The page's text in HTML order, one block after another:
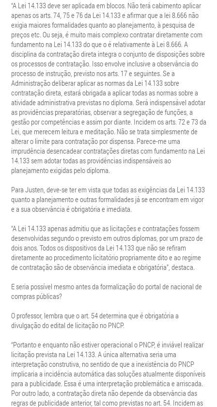
“A Lei 14.133 deve ser aplicada em blocos. Não terá cabimento aplicar
apenas os arts. 74, 75 e 76 da Lei 14.133 e afirmar que a lei 8.666 não
exigia maiores formalidades quanto ao planejamento, à pesquisa de
preços etc. Ou seja, é muito mais complexo contratar diretamente com
fundamento na Lei 14.133 do que o é relativamente à Lei 8.666. A
disciplina da contratação direta integra o conjunto de disposições sobre
os processos de contratação. Isso envolve inclusive a observância do
processo de instrução, previsto nos arts. 17 e seguintes. Se a
Administração deliberar aplicar as normas da Lei 14.133 sobre
contratação direta, estará obrigada a aplicar todas as normas sobre a
atividade administrativa previstas no diploma. Será indispensável adotar
as providências preparatórias, observar a segregação de funções, a
gestão por competências e assim por diante. Incidem os arts. 72 e 73 da
Lei, que merecem leitura e meditação. Não se trata simplesmente de
alterar o limite para contratação por dispensa. Parece-me uma
imprudência desencadear contratações diretas com fundamento na Lei
14.133 sem adotar todas as providências indispensáveis ao
planejamento exigidas pelo diploma.
Para Justen, deve-se ter em vista que todas as exigências da Lei 14.133
quanto a planejamento e outras formalidades já se encontram em vigor
e a sua observância é obrigatória e imediata.
“A Lei 14.133 apenas admitiu que as licitações e contratações fossem
desenvolvidas segundo o previsto em outros diplomas, por um prazo de
dois anos. Todos os dispositivos da Lei 14.133 que não se refiram
diretamente ao procedimento licitatório propriamente dito e ao regime
de contratação são de observância imediata e obrigatória”, destaca.
E seria possível mesmo antes da formalização do portal de nacional de
compras públicas?
O professor, lembra que o art. 54 determina que é obrigatória a
divulgação do edital de licitação no PNCP.
“Portanto e enquanto não estiver operacional o PNCP, é inviável realizar
licitação prevista na Lei 14.133. A única alternativa seria uma
interpretação construtiva, no sentido de que a inexistência do PNCP
implicaria a incidência automática das soluções atualmente disponíveis
para a publicidade. Essa é uma interpretação problemática e arriscada.
Por outro lado, a contratação direta não depende da observância das
regras de publicidade anterior, tal como previstas no art. 54. Incidem as